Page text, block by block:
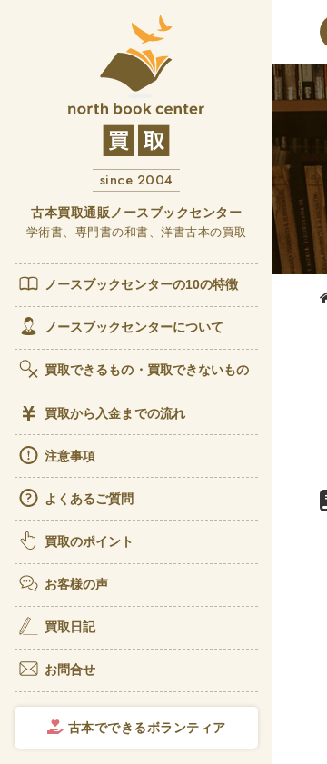
since 2004
古本買取通販ノースブックセンター
学術書、専門書の和書、洋書古本の買取
ノースブックセンターの10の特徴
ノースブックセンターについて
買取できるもの・買取できないもの
買取から入金までの流れ
注意事項
よくあるご質問
買取のポイント
お客様の声
買取日記
お問合せ
古本でできるボランティア